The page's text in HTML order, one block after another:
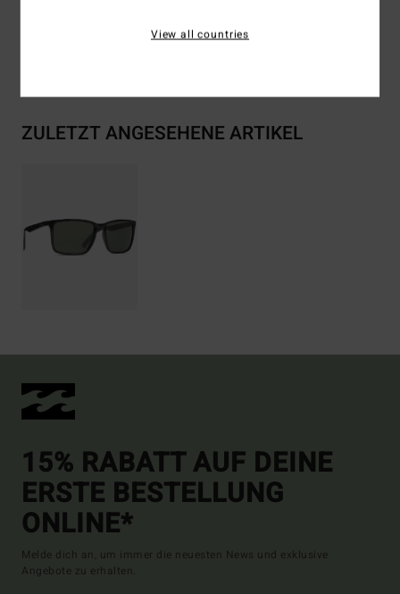
ZULETZT ANGESEHENE ARTIKEL
15% RABATT AUF DEINE
ERSTE BESTELLUNG
ONLINE*
Melde dich an, um immer die neuesten News und exklusive
Angebote zu erhalten.
View all countries